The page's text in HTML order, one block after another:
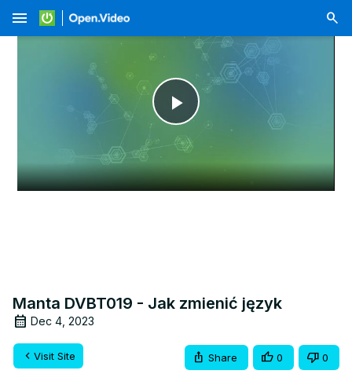
menu
Play
Video
Manta DVBT019 - Jak zmienić język
Dec 4, 2023
Visit Site Share 0 0